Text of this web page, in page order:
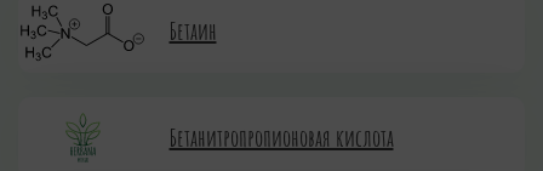
Бетаин
Бетанитропропионовая кислота